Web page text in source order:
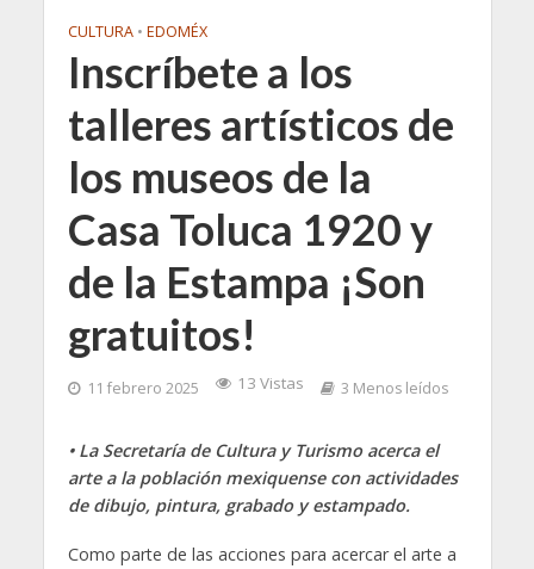
CULTURA • EDOMÉX
Inscríbete a los
talleres artísticos de
los museos de la
Casa Toluca 1920 y
de la Estampa ¡Son
gratuitos!
11 febrero 2025 13 Vistas 3 Menos leídos
• La Secretaría de Cultura y Turismo acerca el
arte a la población mexiquense con actividades
de dibujo, pintura, grabado y estampado.
Como parte de las acciones para acercar el arte a